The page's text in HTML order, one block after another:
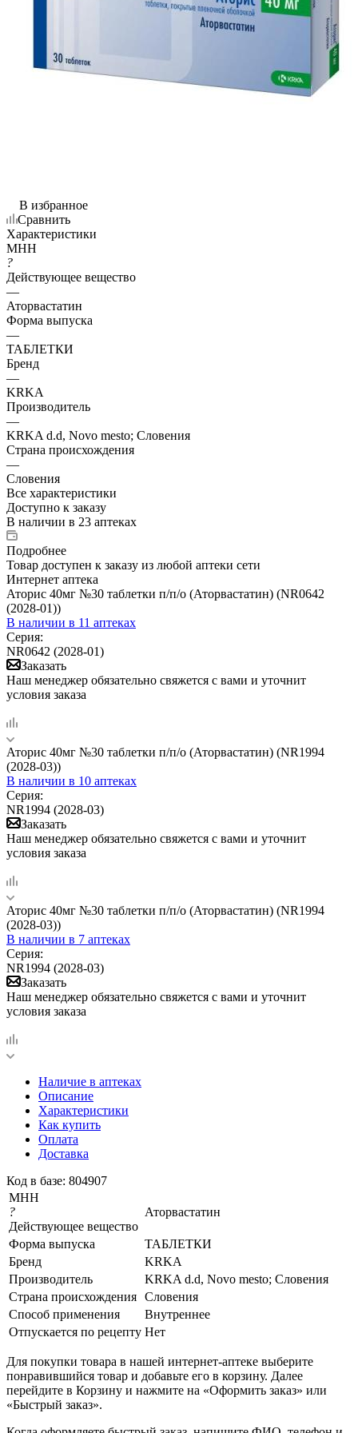
В избранное
Сравнить
Характеристики
МНН
?
Действующее вещество
—
Аторвастатин
Форма выпуска
—
ТАБЛЕТКИ
Бренд
—
KRKA
Производитель
—
KRKA d.d, Novo mesto; Словения
Страна происхождения
—
Словения
Все характеристики
Доступно к заказу
В наличии в 23 аптеках
Подробнее
Товар доступен к заказу из любой аптеки сети
Интернет аптека
Аторис 40мг №30 таблетки п/п/о (Аторвастатин) (NR0642
(2028-01))
В наличии в 11 аптеках
Серия:
NR0642 (2028-01)
Заказать
Наш менеджер обязательно свяжется с вами и уточнит
условия заказа
Аторис 40мг №30 таблетки п/п/о (Аторвастатин) (NR1994
(2028-03))
В наличии в 10 аптеках
Серия:
NR1994 (2028-03)
Заказать
Наш менеджер обязательно свяжется с вами и уточнит
условия заказа
Аторис 40мг №30 таблетки п/п/о (Аторвастатин) (NR1994
(2028-03))
В наличии в 7 аптеках
Серия:
NR1994 (2028-03)
Заказать
Наш менеджер обязательно свяжется с вами и уточнит
условия заказа
Наличие в аптеках
Описание
Характеристики
Как купить
Оплата
Доставка
Код в базе: 804907
МНН
?
Действующее вещество
Аторвастатин
Форма выпуска
ТАБЛЕТКИ
Бренд
KRKA
Производитель
KRKA d.d, Novo mesto; Словения
Страна происхождения Словения
Способ применения
Внутреннее
Отпускается по рецепту Нет
Для покупки товара в нашей интернет-аптеке выберите
понравившийся товар и добавьте его в корзину. Далее
перейдите в Корзину и нажмите на «Оформить заказ» или
«Быстрый заказ».